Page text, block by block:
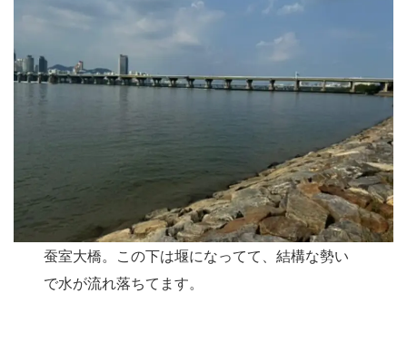
蚕室大橋。この下は堰になってて、結構な勢い
で水が流れ落ちてます。